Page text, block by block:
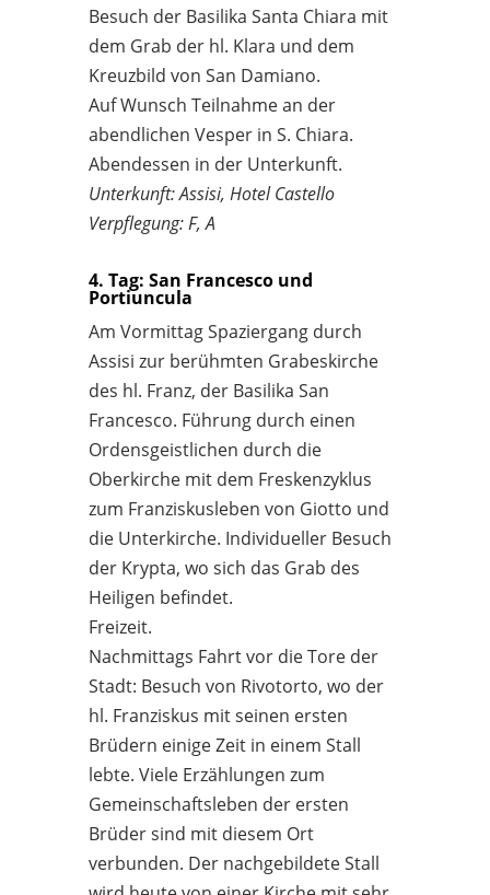
Besuch der Basilika Santa Chiara mit
dem Grab der hl. Klara und dem
Kreuzbild von San Damiano.
Auf Wunsch Teilnahme an der
abendlichen Vesper in S. Chiara.
Abendessen in der Unterkunft.
Unterkunft: Assisi, Hotel Castello
Verpflegung: F, A
4. Tag: San Francesco und
Portiuncula
Am Vormittag Spaziergang durch
Assisi zur berühmten Grabeskirche
des hl. Franz, der Basilika San
Francesco. Führung durch einen
Ordensgeistlichen durch die
Oberkirche mit dem Freskenzyklus
zum Franziskusleben von Giotto und
die Unterkirche. Individueller Besuch
der Krypta, wo sich das Grab des
Heiligen befindet.
Freizeit.
Nachmittags Fahrt vor die Tore der
Stadt: Besuch von Rivotorto, wo der
hl. Franziskus mit seinen ersten
Brüdern einige Zeit in einem Stall
lebte. Viele Erzählungen zum
Gemeinschaftsleben der ersten
Brüder sind mit diesem Ort
verbunden. Der nachgebildete Stall